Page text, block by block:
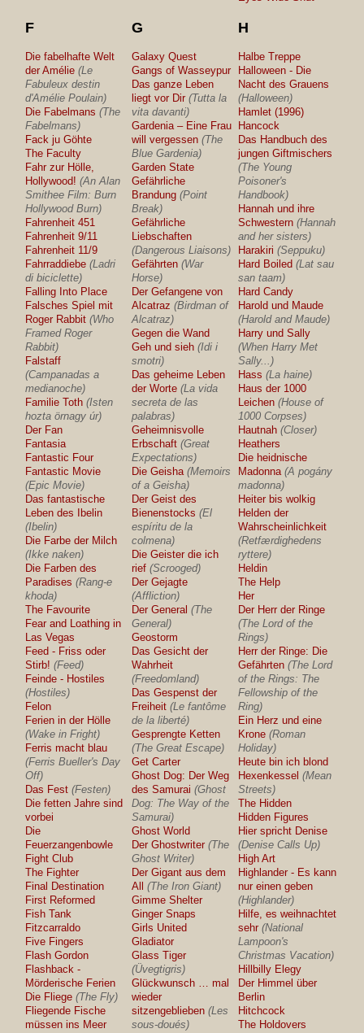
F
Die fabelhafte Welt
der Amélie (Le
Fabuleux destin
d'Amélie Poulain)
Die Fabelmans (The
Fabelmans)
Fack ju Göhte
The Faculty
Fahr zur Hölle,
Hollywood! (An Alan
Smithee Film: Burn
Hollywood Burn)
Fahrenheit 451
Fahrenheit 9/11
Fahrenheit 11/9
Fahrraddiebe (Ladri
di biciclette)
Falling Into Place
Falsches Spiel mit
Roger Rabbit (Who
Framed Roger
Rabbit)
Falstaff
(Campanadas a
medianoche)
Familie Toth (Isten
hozta örnagy úr)
Der Fan
Fantasia
Fantastic Four
Fantastic Movie
(Epic Movie)
Das fantastische
Leben des Ibelin
(Ibelin)
Die Farbe der Milch
(Ikke naken)
Die Farben des
Paradises (Rang-e
khoda)
The Favourite
Fear and Loathing in
Las Vegas
Feed - Friss oder
Stirb! (Feed)
Feinde - Hostiles
(Hostiles)
Felon
Ferien in der Hölle
(Wake in Fright)
Ferris macht blau
(Ferris Bueller's Day
Off)
Das Fest (Festen)
Die fetten Jahre sind
vorbei
Die
Feuerzangenbowle
Fight Club
The Fighter
Final Destination
First Reformed
Fish Tank
Fitzcarraldo
Five Fingers
Flash Gordon
Flashback -
Mörderische Ferien
Die Fliege (The Fly)
Fliegende Fische
müssen ins Meer
G
Galaxy Quest
Gangs of Wasseypur
Das ganze Leben
liegt vor Dir (Tutta la
vita davanti)
Gardenia – Eine Frau
will vergessen (The
Blue Gardenia)
Garden State
Gefährliche
Brandung (Point
Break)
Gefährliche
Liebschaften
(Dangerous Liaisons)
Gefährten (War
Horse)
Der Gefangene von
Alcatraz (Birdman of
Alcatraz)
Gegen die Wand
Geh und sieh (Idi i
smotri)
Das geheime Leben
der Worte (La vida
secreta de las
palabras)
Geheimnisvolle
Erbschaft (Great
Expectations)
Die Geisha (Memoirs
of a Geisha)
Der Geist des
Bienenstocks (El
espíritu de la
colmena)
Die Geister die ich
rief (Scrooged)
Der Gejagte
(Affliction)
Der General (The
General)
Geostorm
Das Gesicht der
Wahrheit
(Freedomland)
Das Gespenst der
Freiheit (Le fantôme
de la liberté)
Gesprengte Ketten
(The Great Escape)
Get Carter
Ghost Dog: Der Weg
des Samurai (Ghost
Dog: The Way of the
Samurai)
Ghost World
Der Ghostwriter (The
Ghost Writer)
Der Gigant aus dem
All
(The Iron Giant)
Gimme Shelter
Ginger Snaps
Girls United
Gladiator
Glass Tiger
(Üvegtigris)
Glückwunsch … mal
wieder
sitzengeblieben (Les
sous-doués)
H
Halbe Treppe
Halloween - Die
Nacht des Grauens
(Halloween)
Hamlet (1996)
Hancock
Das Handbuch des
jungen Giftmischers
(The Young
Poisoner's
Handbook)
Hannah und ihre
Schwestern (Hannah
and her sisters)
Harakiri (Seppuku)
Hard Boiled (Lat sau
san taam)
Hard Candy
Harold und Maude
(Harold and Maude)
Harry und Sally
(When Harry Met
Sally...)
Hass (La haine)
Haus der 1000
Leichen (House of
1000 Corpses)
Hautnah (Closer)
Heathers
Die heidnische
Madonna (A pogány
madonna)
Heiter bis wolkig
Helden der
Wahrscheinlichkeit
(Retfærdighedens
ryttere)
Heldin
The Help
Her
Der Herr der Ringe
(The Lord of the
Rings)
Herr der Ringe: Die
Gefährten (The Lord
of the Rings: The
Fellowship of the
Ring)
Ein Herz und eine
Krone (Roman
Holiday)
Heute bin ich blond
Hexenkessel (Mean
Streets)
The Hidden
Hidden Figures
Hier spricht Denise
(Denise Calls Up)
High Art
Highlander - Es kann
nur einen geben
(Highlander)
Hilfe, es weihnachtet
sehr (National
Lampoon's
Christmas Vacation)
Hillbilly Elegy
Der Himmel über
Berlin
Hitchcock
The Holdovers